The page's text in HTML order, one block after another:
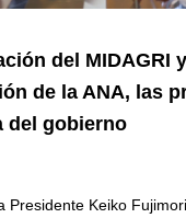
del MIDAGRI y
de la ANA, las
del gobierno
Presidente Keiko